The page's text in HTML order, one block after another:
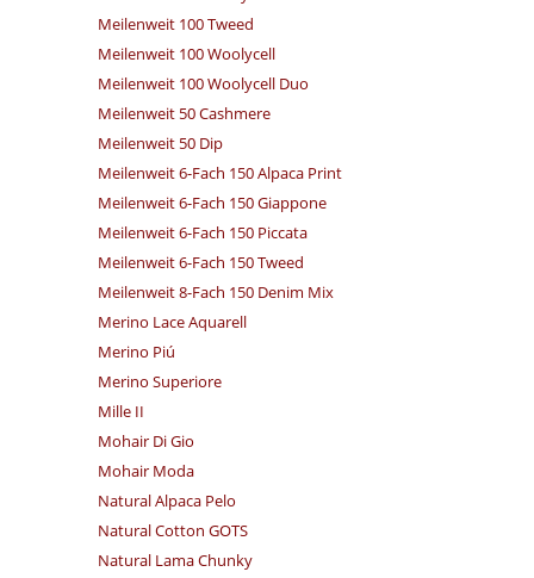
Meilenweit 100 Tweed
Meilenweit 100 Woolycell
Meilenweit 100 Woolycell Duo
Meilenweit 50 Cashmere
Meilenweit 50 Dip
Meilenweit 6-Fach 150 Alpaca Print
Meilenweit 6-Fach 150 Giappone
Meilenweit 6-Fach 150 Piccata
Meilenweit 6-Fach 150 Tweed
Meilenweit 8-Fach 150 Denim Mix
Merino Lace Aquarell
Merino Piú
Merino Superiore
Mille II
Mohair Di Gio
Mohair Moda
Natural Alpaca Pelo
Natural Cotton GOTS
Natural Lama Chunky